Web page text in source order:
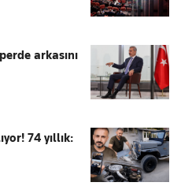
arkasını
74 yıllık: